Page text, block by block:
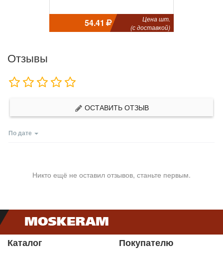
54.41
Цена шт.
(с доставкой)
Отзывы
ОСТАВИТЬ ОТЗЫВ
По дате
Никто ещё не оставил отзывов, станьте первым.
Каталог Покупателю